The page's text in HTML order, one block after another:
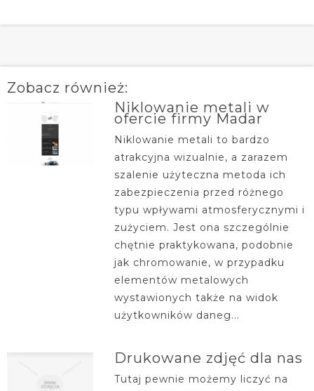
Zobacz również:
Niklowanie metali w
ofercie firmy Madar
Niklowanie metali to bardzo
atrakcyjna wizualnie, a zarazem
szalenie użyteczna metoda ich
zabezpieczenia przed różnego
typu wpływami atmosferycznymi i
zużyciem. Jest ona szczególnie
chętnie praktykowana, podobnie
jak chromowanie, w przypadku
elementów metalowych
wystawionych także na widok
użytkowników daneg...
Drukowane zdjęć dla nas
Tutaj pewnie możemy liczyć na